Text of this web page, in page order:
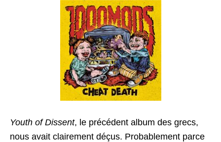
Youth of Dissent, le précédent album des grecs,
nous avait clairement déçus. Probablement parce